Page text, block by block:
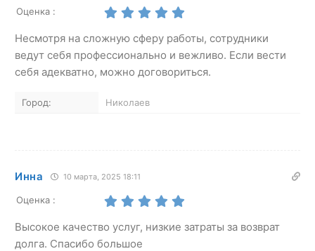
Оценка :
Несмотря на сложную сферу работы, сотрудники
ведут себя профессионально и вежливо. Если вести
себя адекватно, можно договориться.
Город: Николаев
Инна 10 марта, 2025 18:11
Оценка :
Высокое качество услуг, низкие затраты за возврат
долга. Спасибо большое